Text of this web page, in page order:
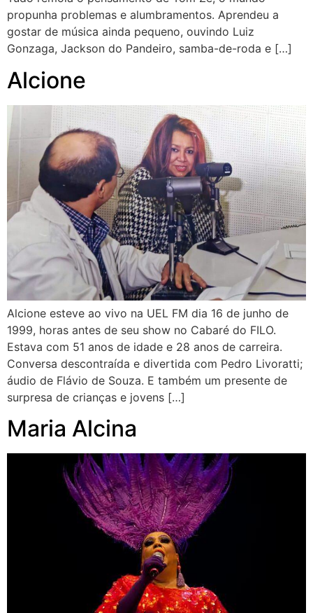
propunha problemas e alumbramentos. Aprendeu a
gostar de música ainda pequeno, ouvindo Luiz
Gonzaga, Jackson do Pandeiro, samba-de-roda e […]
Alcione
Alcione esteve ao vivo na UEL FM dia 16 de junho de
1999, horas antes de seu show no Cabaré do FILO.
Estava com 51 anos de idade e 28 anos de carreira.
Conversa descontraída e divertida com Pedro Livoratti;
áudio de Flávio de Souza. E também um presente de
surpresa de crianças e jovens […]
Maria Alcina